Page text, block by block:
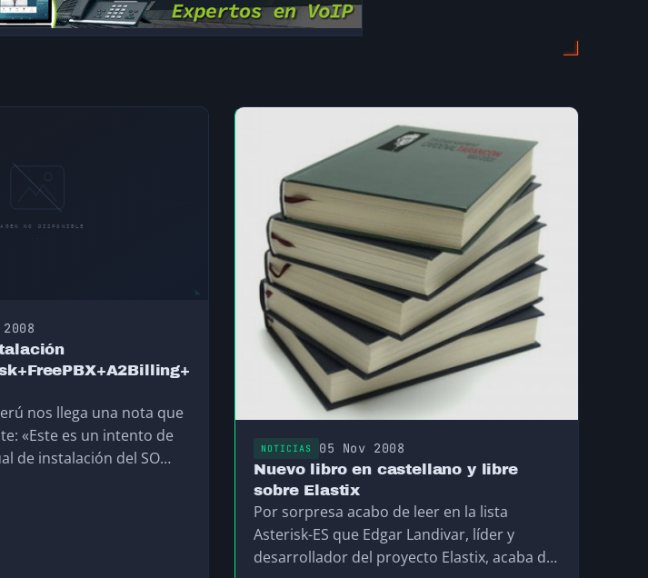
nos llega una nota que
«Este es un intento de
de instalación del SO
NOTICIAS 05 Nov 2008
Nuevo libro en castellano y libre
sobre Elastix
Por sorpresa acabo de leer en la lista
Asterisk-ES que Edgar Landivar, líder y
desarrollador del proyecto Elastix, acaba de